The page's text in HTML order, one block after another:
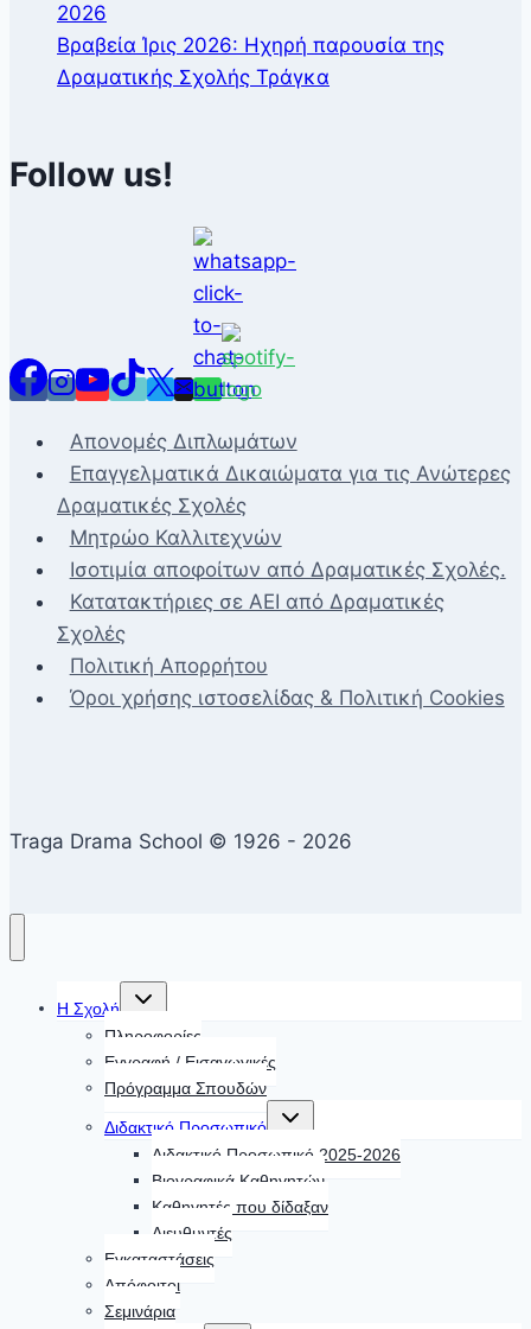
2026
Βραβεία Ίρις 2026: Ηχηρή παρουσία της
Δραματικής Σχολής Τράγκα
Follow us!
Απονομές Διπλωμάτων
Επαγγελματικά Δικαιώματα για τις Ανώτερες
Δραματικές Σχολές
Μητρώο Καλλιτεχνών
Ισοτιμία αποφοίτων από Δραματικές Σχολές.
Κατατακτήριες σε ΑΕΙ από Δραματικές
Σχολές
Πολιτική Απορρήτου
Όροι χρήσης ιστοσελίδας & Πολιτική Cookies
Traga Drama School © 1926 - 2026
Η Σχολή
Toggle
Πληροφορίες
Εγγραφή / Εισαγωγικές
Πρόγραμμα Σπουδών
Διδακτικό Προσωπικό
Toggle
menu
Διδακτικό Προσωπικό 2025-2026
Βιογραφικά Καθηγητών
Καθηγητές που δίδαξαν
Διευθυντές
Εγκαταστάσεις
Απόφοιτοι
Σεμινάρια